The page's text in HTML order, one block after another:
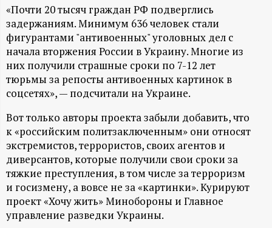
ф
о
р
м
а
ц
и
о
«Почти 20 тысяч граждан РФ подверглись
задержаниям. Минимум 636 человек стали
фигурантами "антивоенных" уголовных дел с
начала вторжения России в Украину. Многие из
них получили страшные сроки по 7-12 лет
тюрьмы за репосты антивоенных картинок в
соцсетях», — подсчитали на Украине.
Вот только авторы проекта забыли добавить, что
к «российским политзаключенным» они относят
экстремистов, террористов, своих агентов и
диверсантов, которые получили свои сроки за
тяжкие преступления, в том числе за терроризм
и госизмену, а вовсе не за «картинки». Курируют
проект «Хочу жить» Минобороны и Главное
управление разведки Украины.